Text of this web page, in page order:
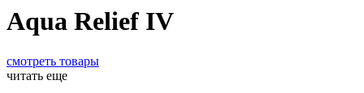
Aqua Relief IV
смотреть товары
читать еще